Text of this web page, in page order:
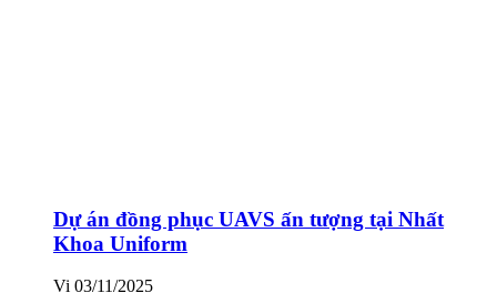
Dự án đồng phục UAVS ấn tượng tại Nhất
Khoa Uniform
Vi 03/11/2025